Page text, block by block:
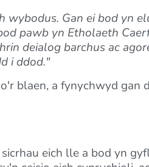
wybodus. Gan ei bod yn
pawb yn Etholaeth
deialog barchus ac
i ddod."
blaen, a fynychwyd gan
eich lle a bod yn